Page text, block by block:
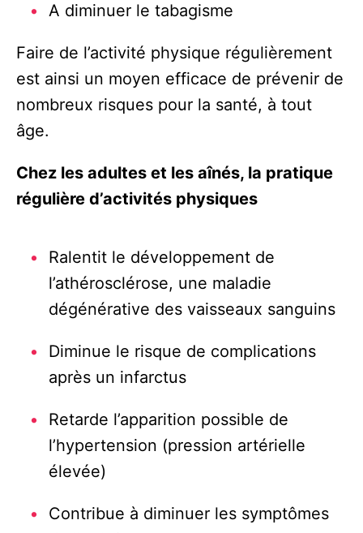
A diminuer le tabagisme
Faire de l’activité physique régulièrement
est ainsi un moyen efficace de prévenir de
nombreux risques pour la santé, à tout
âge.
Chez les adultes et les aînés, la pratique
régulière d’activités physiques
Ralentit le développement de
l’athérosclérose, une maladie
dégénérative des vaisseaux sanguins
Diminue le risque de complications
après un infarctus
Retarde l’apparition possible de
l’hypertension (pression artérielle
élevée)
Contribue à diminuer les symptômes